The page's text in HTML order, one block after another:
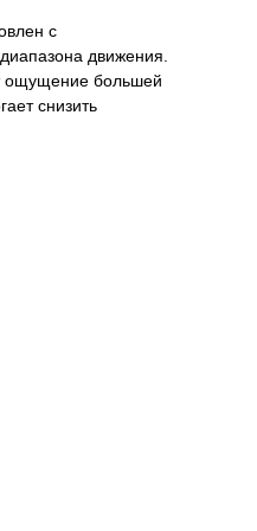
с
движения.
ощущение большей
снизить